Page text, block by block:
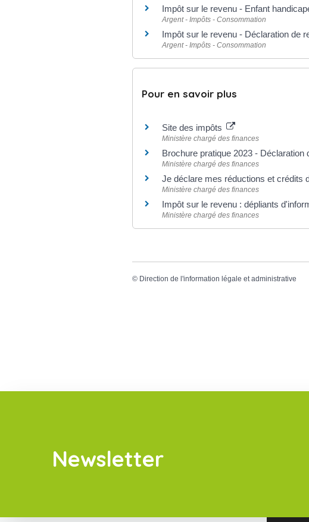
Impôt sur le revenu - Enfant
Argent - Impôts - Consommation
Impôt sur le revenu - Déclaration de
Argent - Impôts - Consommation
Pour en savoir plus
Site des impôts
Ministère chargé des finances
Brochure pratique 2023 - Déclaration
Ministère chargé des finances
Je déclare mes réductions et crédits
Ministère chargé des finances
Impôt sur le revenu : dépliants
Ministère chargé des finances
© Direction de l'information légale et administrative
Newsletter